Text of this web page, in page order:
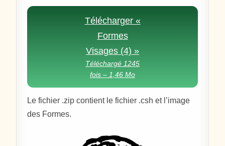
Télécharger «
Formes
Visages (4) »
Téléchargé 1245
fois – 1,46 Mo
Le fichier .zip contient le fichier .csh et l’image
des Formes.